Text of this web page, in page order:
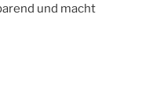
und macht